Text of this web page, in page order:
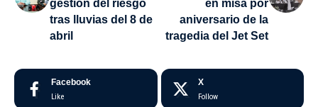
gestión del riesgo
tras lluvias del 8 de
abril
en misa por
aniversario de la
tragedia del Jet Set
Facebook
Like
X
Follow